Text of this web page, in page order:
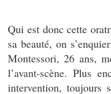
Qui est donc cette
sa beauté, on
Montessori, 26 ans,
l’avant-scène. Plus
intervention, toujours